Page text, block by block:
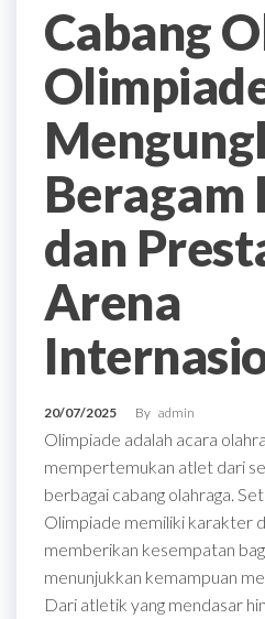
Cabang
Beragam
dan
Arena
20/07/2025 By admin
Olimpiade adalah acara
mempertemukan atlet dari
berbagai cabang olahraga.
Olimpiade memiliki karakter
memberikan kesempatan
menunjukkan kemampuan
Dari atletik yang mendasar